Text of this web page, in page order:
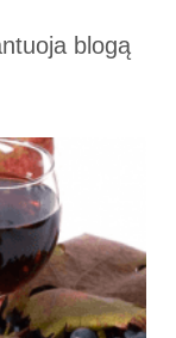
blogą